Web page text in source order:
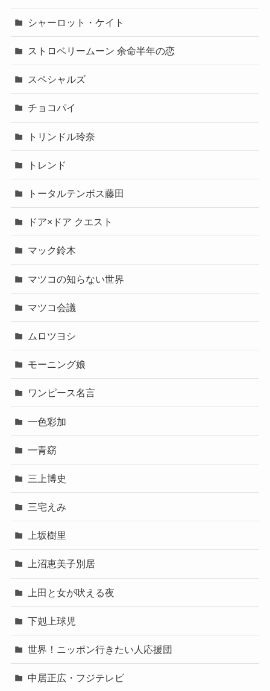
シャーロット・ケイト
ストロベリームーン 余命半年の恋
スペシャルズ
チョコパイ
トリンドル玲奈
トレンド
トータルテンボス藤田
ドア×ドア クエスト
マック鈴木
マツコの知らない世界
マツコ会議
ムロツヨシ
モーニング娘
ワンピース名言
一色彩加
一青窈
三上博史
三宅えみ
上坂樹里
上沼恵美子別居
上田と女が吠える夜
下剋上球児
世界！ニッポン行きたい人応援団
中居正広・フジテレビ